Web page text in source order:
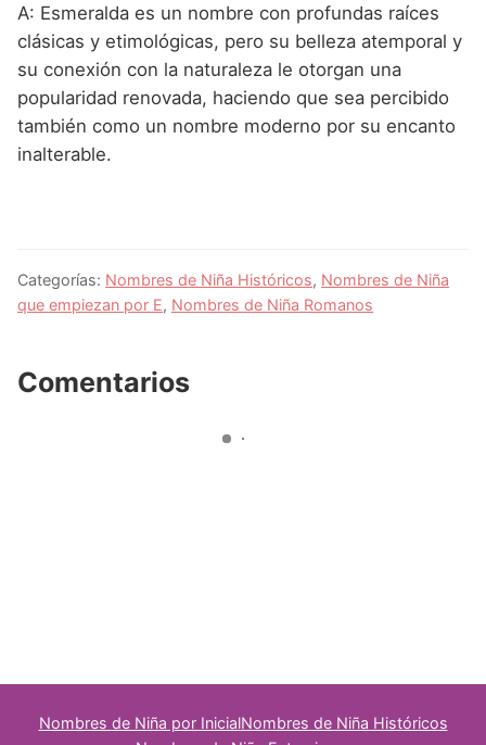
A: Esmeralda es un nombre con profundas raíces
clásicas y etimológicas, pero su belleza atemporal y
su conexión con la naturaleza le otorgan una
popularidad renovada, haciendo que sea percibido
también como un nombre moderno por su encanto
inalterable.
Categorías: Nombres de Niña Históricos, Nombres de Niña
que empiezan por E, Nombres de Niña Romanos
Comentarios
Nombres de Niña por InicialNombres de Niña Históricos